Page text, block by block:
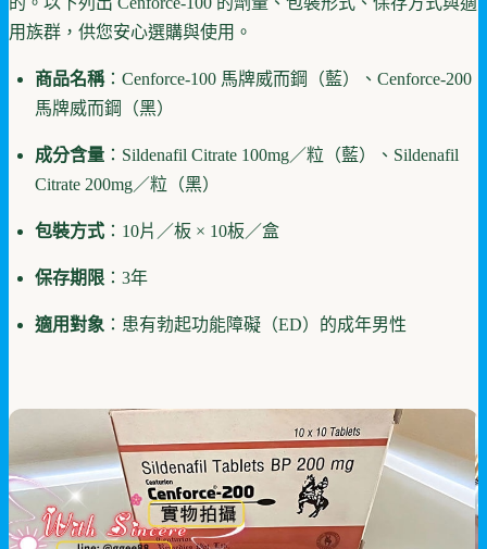
用族群，供您安心選購與使用。
商品名稱：Cenforce-100 馬牌威而鋼（藍）、Cenforce-200
馬牌威而鋼（黑）
成分含量 ：Sildenafil Citrate 100mg／粒（藍）、Sildenafil
Citrate 200mg／粒（黑）
包裝方式 ：10片／板 × 10板／盒
保存期限 ：3年
適用對象 ：患有勃起功能障礙（ED）的成年男性